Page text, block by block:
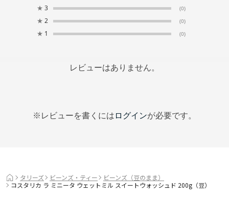
★ 3 (0)
★ 2 (0)
★ 1 (0)
レビューはありません。
※レビューを書くには ログインが必要です。
タリーズ ビーンズ・ティー
ビーンズ（豆のまま）
コスタリカ ラ ミニータ ウェットミル スイートウォッシュド 200g（豆）